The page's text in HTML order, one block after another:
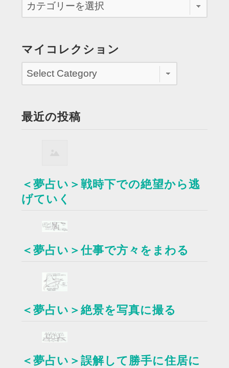
マイコレクション
最近の投稿
＜夢占い＞戦時下での絶望から逃
げていく
＜夢占い＞仕事で方々をまわる
＜夢占い＞絶景を写真に撮る
＜夢占い＞誤解して勝手に住居に